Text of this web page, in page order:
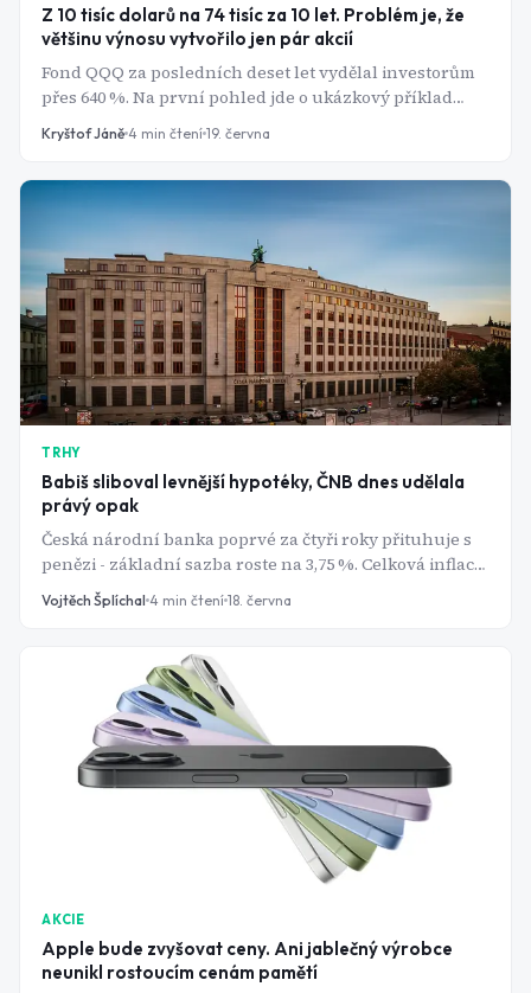
Z 10 tisíc dolarů na 74 tisíc za 10 let. Problém je, že
většinu výnosu vytvořilo jen pár akcií
Fond QQQ za posledních deset let vydělal investorům
přes 640 %. Na první pohled jde o ukázkový příklad
pasivního investování. Za mimořádným výkonem ale
stojí hrstka technologických gigantů, jejichž valuace se
si tento fond však přímo koupit nemůže.
Kryštof Jáně 4 min čtení 19. června
TRHY
Babiš sliboval levnější hypotéky, ČNB dnes udělala
právý opak
Česká národní banka poprvé za čtyři roky přituhuje s
penězi - základní sazba roste na 3,75 %. Celková inflace
přitom vypadá krotce. Co se tedy skrývá pod povrchem?
Vojtěch Šplíchal 4 min čtení 18. června
AKCIE
Apple bude zvyšovat ceny. Ani jablečný výrobce
neunikl rostoucím cenám pamětí